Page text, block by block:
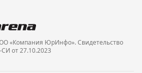
«Компания ЮрИнфо». Cвидетельство
от 27.10.2023